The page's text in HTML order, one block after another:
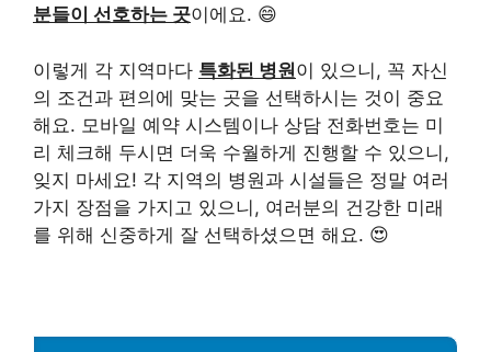
분들이 선호하는 곳이에요. 😄
이렇게 각 지역마다 특화된 병원이 있으니, 꼭 자신
의 조건과 편의에 맞는 곳을 선택하시는 것이 중요
해요. 모바일 예약 시스템이나 상담 전화번호는 미
리 체크해 두시면 더욱 수월하게 진행할 수 있으니,
잊지 마세요! 각 지역의 병원과 시설들은 정말 여러
가지 장점을 가지고 있으니, 여러분의 건강한 미래
를 위해 신중하게 잘 선택하셨으면 해요. 😍